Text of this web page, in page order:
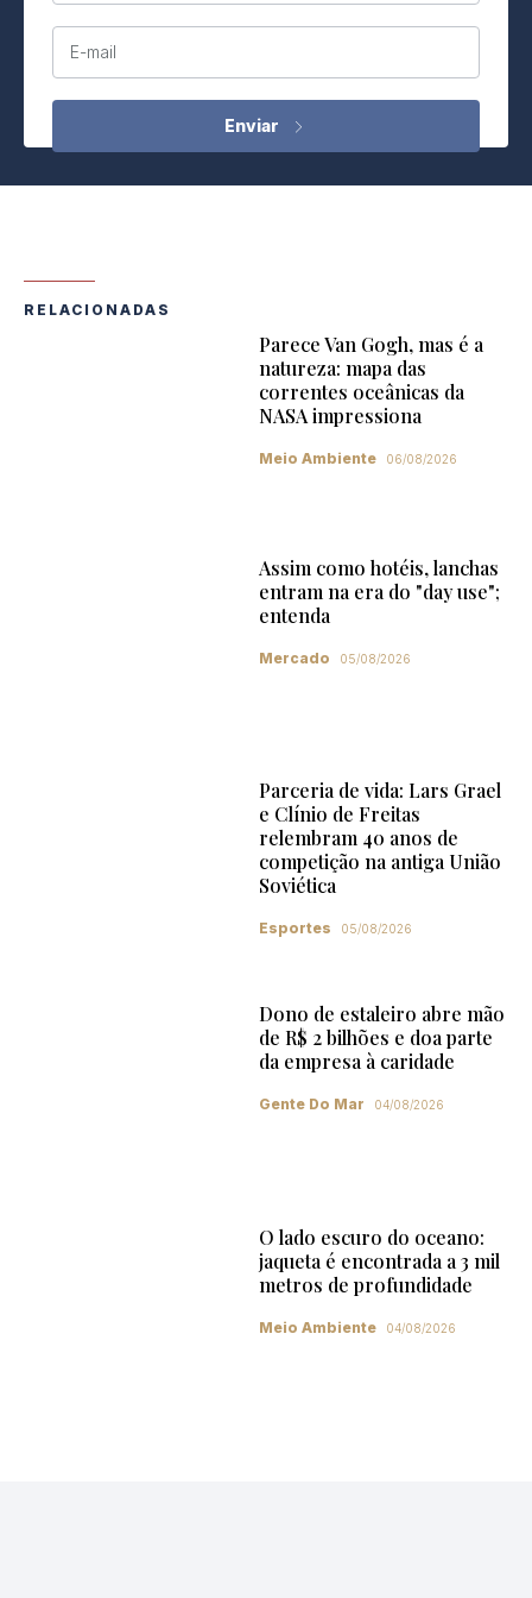
E-mail
RELACIONADAS
Parece Van Gogh, mas é a
natureza: mapa das
correntes oceânicas da
NASA impressiona
Meio Ambiente 06/08/2026
Assim como hotéis, lanchas
entram na era do "day use";
entenda
Mercado 05/08/2026
Parceria de vida: Lars Grael
e Clínio de Freitas
relembram 40 anos de
competição na antiga União
Soviética
Esportes 05/08/2026
Dono de estaleiro abre mão
de R$ 2 bilhões e doa parte
da empresa à caridade
Gente Do Mar 04/08/2026
O lado escuro do oceano:
jaqueta é encontrada a 3 mil
metros de profundidade
Meio Ambiente 04/08/2026